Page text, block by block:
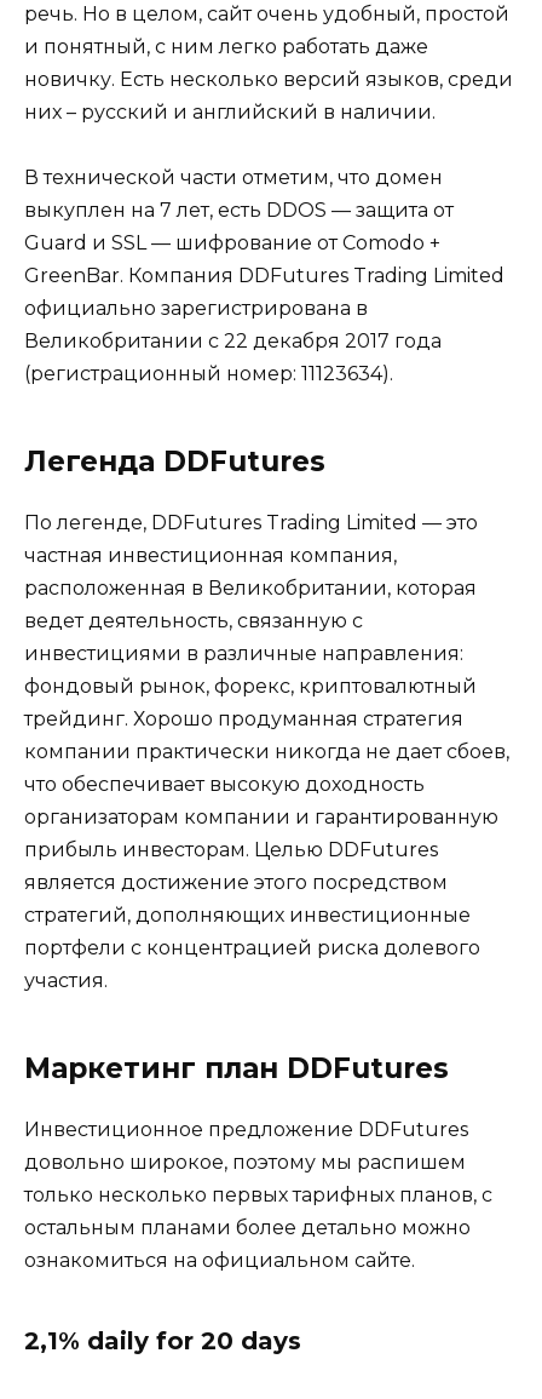
речь. Но в целом, сайт очень удобный, простой
и понятный, с ним легко работать даже
новичку. Есть несколько версий языков, среди
них – русский и английский в наличии.
В технической части отметим, что домен
выкуплен на 7 лет, есть DDOS — защита от
Guard и SSL — шифрование от Comodo +
GreenBar. Компания DDFutures Trading Limited
официально зарегистрирована в
Великобритании с 22 декабря 2017 года
(регистрационный номер: 11123634).
Легенда DDFutures
По легенде, DDFutures Trading Limited — это
частная инвестиционная компания,
расположенная в Великобритании, которая
ведет деятельность, связанную с
инвестициями в различные направления:
фондовый рынок, форекс, криптовалютный
трейдинг. Хорошо продуманная стратегия
компании практически никогда не дает сбоев,
что обеспечивает высокую доходность
организаторам компании и гарантированную
прибыль инвесторам. Целью DDFutures
является достижение этого посредством
стратегий, дополняющих инвестиционные
портфели с концентрацией риска долевого
участия.
Маркетинг план DDFutures
Инвестиционное предложение DDFutures
довольно широкое, поэтому мы распишем
только несколько первых тарифных планов, с
остальным планами более детально можно
ознакомиться на официальном сайте.
2,1% daily for 20 days